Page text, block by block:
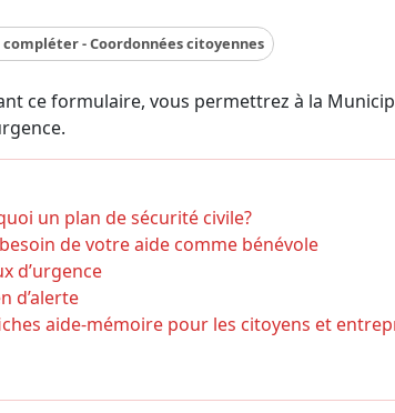
- Coordonnées citoyennes
ce formulaire, vous permettrez à la
un plan de sécurité civile?
de votre aide comme bénévole
d’urgence
d’alerte
aide-mémoire pour les citoyens et